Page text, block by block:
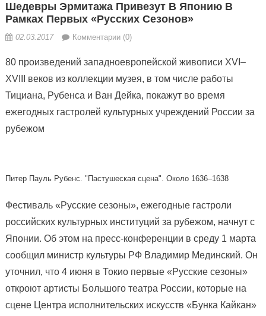
Шедевры Эрмитажа Привезут В Японию В
Рамках Первых «Русских Сезонов»
02.03.2017 Комментарии (0)
80 произведений западноевропейской живописи XVI–
XVIII веков из коллекции музея, в том числе работы
Тициана, Рубенса и Ван Дейка, покажут во время
ежегодных гастролей культурных учреждений России за
рубежом
Питер Пауль Рубенс. "Пастушеская сцена". Около 1636–1638
Фестиваль «Русские сезоны», ежегодные гастроли
российских культурных институций за рубежом, начнут с
Японии. Об этом на пресс-конференции в среду 1 марта
сообщил министр культуры РФ Владимир Мединский. Он
уточнил, что 4 июня в Токио первые «Русские сезоны»
откроют артисты Большого театра России, которые на
сцене Центра исполнительских искусств «Бунка Кайкан»